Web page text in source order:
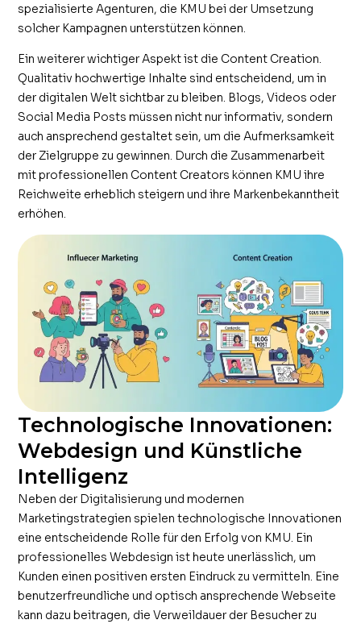
spezialisierte Agenturen, die KMU bei der Umsetzung
solcher Kampagnen unterstützen können.
Ein weiterer wichtiger Aspekt ist die Content Creation.
Qualitativ hochwertige Inhalte sind entscheidend, um in
der digitalen Welt sichtbar zu bleiben. Blogs, Videos oder
Social Media Posts müssen nicht nur informativ, sondern
auch ansprechend gestaltet sein, um die Aufmerksamkeit
der Zielgruppe zu gewinnen. Durch die Zusammenarbeit
mit professionellen Content Creators können KMU ihre
Reichweite erheblich steigern und ihre Markenbekanntheit
erhöhen.
Technologische Innovationen:
Webdesign und Künstliche
Intelligenz
Neben der Digitalisierung und modernen
Marketingstrategien spielen technologische Innovationen
eine entscheidende Rolle für den Erfolg von KMU. Ein
professionelles Webdesign ist heute unerlässlich, um
Kunden einen positiven ersten Eindruck zu vermitteln. Eine
benutzerfreundliche und optisch ansprechende Webseite
kann dazu beitragen, die Verweildauer der Besucher zu